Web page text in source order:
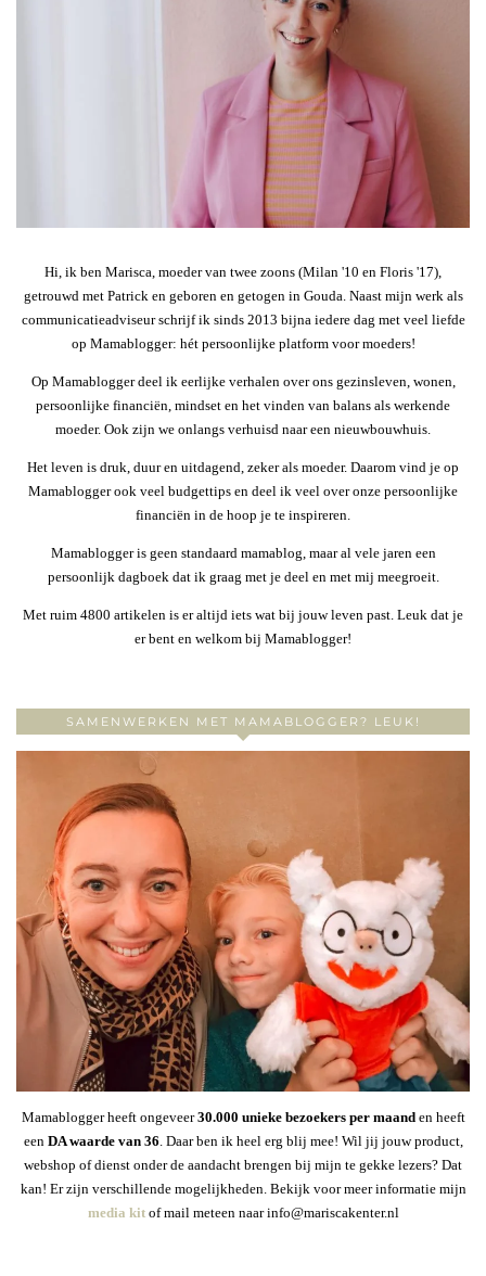
Hi, ik ben Marisca, moeder van twee zoons (Milan '10 en Floris '17),
getrouwd met Patrick en geboren en getogen in Gouda. Naast mijn werk als
communicatieadviseur schrijf ik sinds 2013 bijna iedere dag met veel liefde
op Mamablogger: hét persoonlijke platform voor moeders!
Op Mamablogger deel ik eerlijke verhalen over ons gezinsleven, wonen,
persoonlijke financiën, mindset en het vinden van balans als werkende
moeder. Ook zijn we onlangs verhuisd naar een nieuwbouwhuis.
Het leven is druk, duur en uitdagend, zeker als moeder. Daarom vind je op
Mamablogger ook veel budgettips en deel ik veel over onze persoonlijke
financiën in de hoop je te inspireren.
Mamablogger is geen standaard mamablog, maar al vele jaren een
persoonlijk dagboek dat ik graag met je deel en met mij meegroeit.
Met ruim 4800 artikelen is er altijd iets wat bij jouw leven past. Leuk dat je
er bent en welkom bij Mamablogger!
SAMENWERKEN MET MAMABLOGGER? LEUK!
Mamablogger heeft ongeveer30.000 unieke bezoekers per maanden heeft
een DA waarde van 36 . Daar ben ik heel erg blij mee! Wil jij jouw product,
webshop of dienst onder de aandacht brengen bij mijn te gekke lezers? Dat
kan! Er zijn verschillende mogelijkheden. Bekijk voor meer informatie mijn
media kitof mail meteen naar info@mariscakenter.nl